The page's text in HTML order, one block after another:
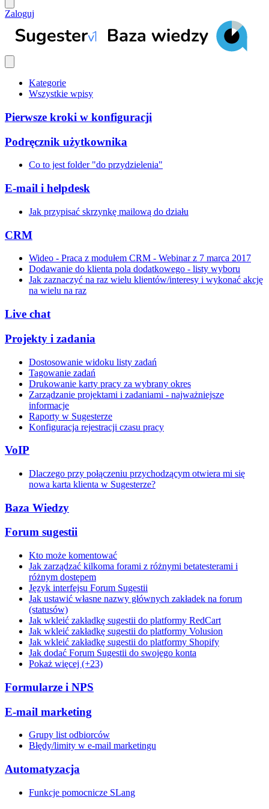
Zaloguj
Kategorie
Wszystkie wpisy
Pierwsze kroki w konfiguracji
Podręcznik użytkownika
Co to jest folder "do przydzielenia"
E-mail i helpdesk
Jak przypisać skrzynkę mailową do działu
CRM
Wideo - Praca z modułem CRM - Webinar z 7 marca 2017
Dodawanie do klienta pola dodatkowego - listy wyboru
Jak zaznaczyć na raz wielu klientów/interesy i wykonać akcję
na wielu na raz
Live chat
Projekty i zadania
Dostosowanie widoku listy zadań
Tagowanie zadań
Drukowanie karty pracy za wybrany okres
Zarządzanie projektami i zadaniami - najważniejsze
informacje
Raporty w Sugesterze
Konfiguracja rejestracji czasu pracy
VoIP
Dlaczego przy połączeniu przychodzącym otwiera mi się
nowa karta klienta w Sugesterze?
Baza Wiedzy
Forum sugestii
Kto może komentować
Jak zarządzać kilkoma forami z różnymi betatesterami i
różnym dostępem
Język interfejsu Forum Sugestii
Jak ustawić własne nazwy głównych zakładek na forum
(statusów)
Jak wkleić zakładkę sugestii do platformy RedCart
Jak wkleić zakładkę sugestii do platformy Volusion
Jak wkleić zakładkę sugestii do platformy Shopify
Jak dodać Forum Sugestii do swojego konta
Pokaż więcej (+23)
Formularze i NPS
E-mail marketing
Grupy list odbiorców
Błędy/limity w e-mail marketingu
Automatyzacja
Funkcje pomocnicze SLang